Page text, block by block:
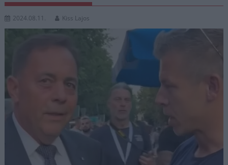
2024.08.11. Kiss Lajos